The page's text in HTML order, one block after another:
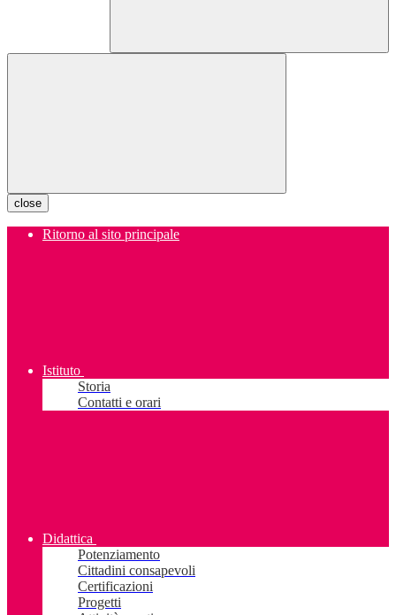
close
Ritorno al sito principale
Istituto
Storia
Contatti e orari
Didattica
Potenziamento
Cittadini consapevoli
Certificazioni
Progetti